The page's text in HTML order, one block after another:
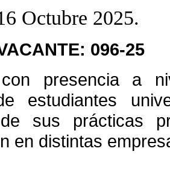
Octubre 2025.
096-25
presencia a
estudiantes
de sus prácticas
en distintas